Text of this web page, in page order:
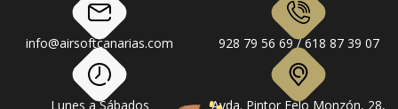
info@airsoftcanarias.com 928 79 56 69 / 618 87 39 07
Lunes a Sábados
Avda. Pintor Felo Monzón, 28,